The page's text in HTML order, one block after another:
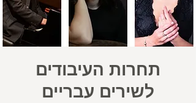
תחרות העיבודים
לשירים עבריים